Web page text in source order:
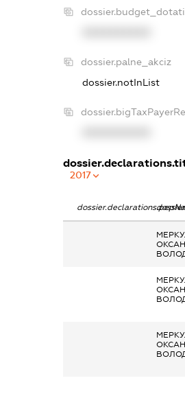
dossier.palne_akciz
dossier.notInList
2017